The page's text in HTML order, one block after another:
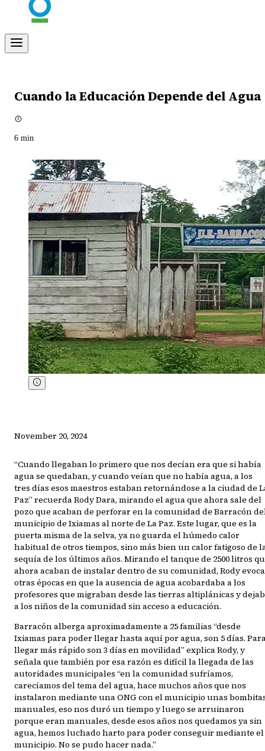
Cuando la Educación Depende del Agua
6 min
November 20, 2024
“Cuando llegaban lo primero que nos decían era que si había
agua se quedaban, y cuando veían que no había agua, a los
tres días esos maestros estaban retornándose a la ciudad de
Paz” recuerda Rody Dara, mirando el agua que ahora sale del
pozo que acaban de perforar en la comunidad de Barracón
municipio de Ixiamas al norte de La Paz. Este lugar, que es la
puerta misma de la selva, ya no guarda el húmedo calor
habitual de otros tiempos, sino más bien un calor fatigoso de
sequía de los últimos años. Mirando el tanque de 2500 litros
ahora acaban de instalar dentro de su comunidad, Rody evoca
otras épocas en que la ausencia de agua acobardaba a los
profesores que migraban desde las tierras altiplánicas y
a los niños de la comunidad sin acceso a educación.
Barracón alberga aproximadamente a 25 familias “desde
Ixiamas para poder llegar hasta aquí por agua, son 5 días.
llegar más rápido son 3 días en movilidad” explica Rody, y
señala que también por esa razón es difícil la llegada de las
autoridades municipales “en la comunidad sufríamos,
carecíamos del tema del agua, hace muchos años que nos
instalaron mediante una ONG con el municipio unas
manuales, eso nos duró un tiempo y luego se arruinaron
porque eran manuales, desde esos años nos quedamos ya sin
agua, hemos luchado harto para poder conseguir mediante el
municipio. No se pudo hacer nada.”